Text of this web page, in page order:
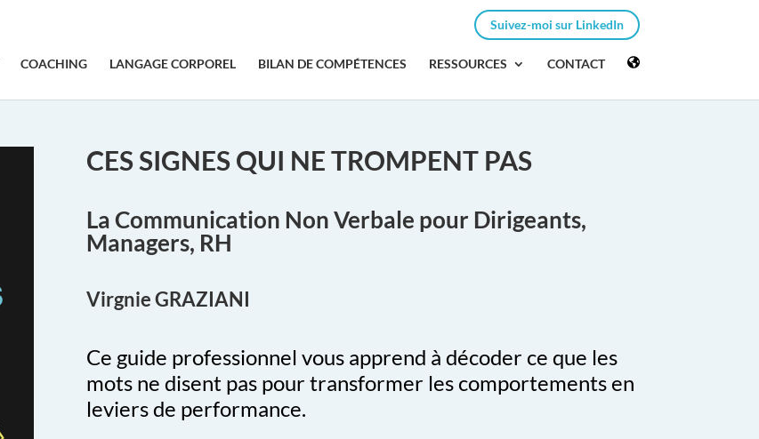
Suivez-moi sur LinkedIn
COACHING LANGAGE CORPOREL BILAN DE COMPÉTENCES RESSOURCES CONTACT
CES SIGNES QUI NE TROMPENT PAS
La Communication Non Verbale pour Dirigeants,
Managers, RH
Virgnie GRAZIANI
Ce guide professionnel vous apprend à décoder ce que les
mots ne disent pas pour transformer les comportements en
leviers de performance.